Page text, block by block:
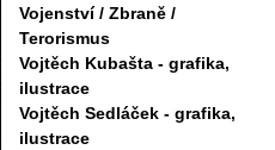
Vojenství / Zbraně /
Terorismus
Vojtěch Kubašta - grafika,
ilustrace
Vojtěch Sedláček - grafika,
ilustrace